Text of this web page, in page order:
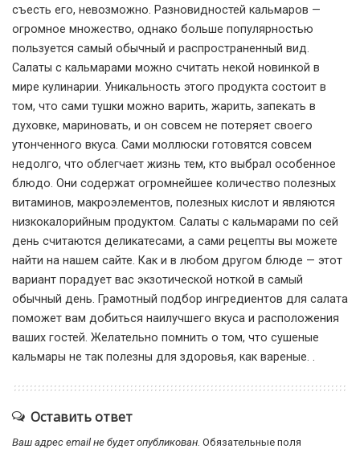
съесть его, невозможно. Разновидностей кальмаров —
огромное множество, однако больше популярностью
пользуется самый обычный и распространенный вид.
Салаты с кальмарами можно считать некой новинкой в
мире кулинарии. Уникальность этого продукта состоит в
том, что сами тушки можно варить, жарить, запекать в
духовке, мариновать, и он совсем не потеряет своего
утонченного вкуса. Сами моллюски готовятся совсем
недолго, что облегчает жизнь тем, кто выбрал особенное
блюдо. Они содержат огромнейшее количество полезных
витаминов, макроэлементов, полезных кислот и являются
низкокалорийным продуктом. Салаты с кальмарами по сей
день считаются деликатесами, а сами рецепты вы можете
найти на нашем сайте. Как и в любом другом блюде — этот
вариант порадует вас экзотической ноткой в самый
обычный день. Грамотный подбор ингредиентов для салата
поможет вам добиться наилучшего вкуса и расположения
ваших гостей. Желательно помнить о том, что сушеные
кальмары не так полезны для здоровья, как вареные. .
Оставить ответ
Ваш адрес email не будет опубликован. Обязательные поля